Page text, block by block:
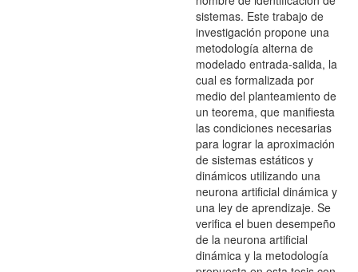
sistemas. Este trabajo de
investigación propone una
metodología alterna de
modelado entrada-salida, la
cual es formalizada por
medio del planteamiento de
un teorema, que manifiesta
las condiciones necesarias
para lograr la aproximación
de sistemas estáticos y
dinámicos utilizando una
neurona artificial dinámica y
una ley de aprendizaje. Se
verifica el buen desempeño
de la neurona artificial
dinámica y la metodología